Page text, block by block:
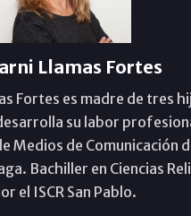
Llamas Fortes
Fortes es madre de tres
su labor
Medios de Comunicación
Bachiller en Ciencias
el ISCR San Pablo.